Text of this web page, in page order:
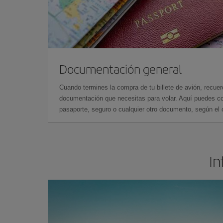
Documentación general
Cuando termines la compra de tu billete de avión,
documentación que necesitas para volar. Aquí puedes
pasaporte, seguro o cualquier otro documento, según